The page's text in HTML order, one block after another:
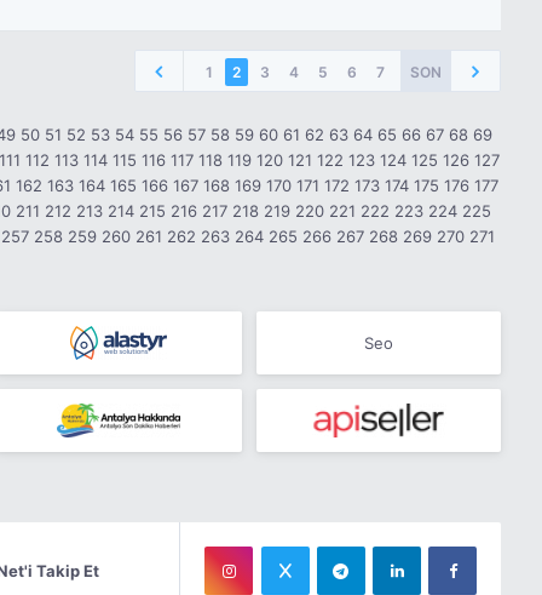
1 2 3 4 5 6 7 SON
50 51 52 53 54 55 56 57 58 59 60 61 62 63 64 65 66 67 68 69
111 112 113 114 115 116 117 118 119 120 121 122 123 124 125 126 127
162 163 164 165 166 167 168 169 170 171 172 173 174 175 176 177
211 212 213 214 215 216 217 218 219 220 221 222 223 224 225
257 258 259 260 261 262 263 264 265 266 267 268 269 270 271
Seo
Takip Et